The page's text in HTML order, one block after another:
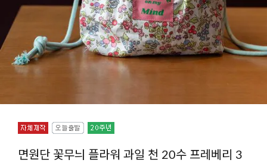
면원단 꽃무늬 플라워 과일 천 20수 프레베리 3